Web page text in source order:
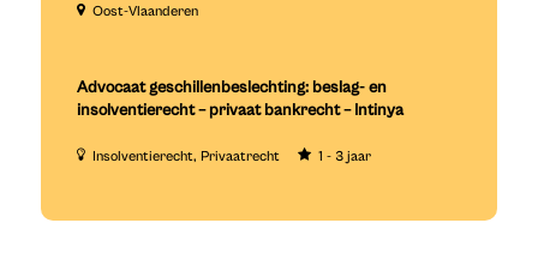
Oost-Vlaanderen
Advocaat geschillenbeslechting: beslag- en
insolventierecht – privaat bankrecht – Intinya
Insolventierecht Privaatrecht 1 - 3 jaar